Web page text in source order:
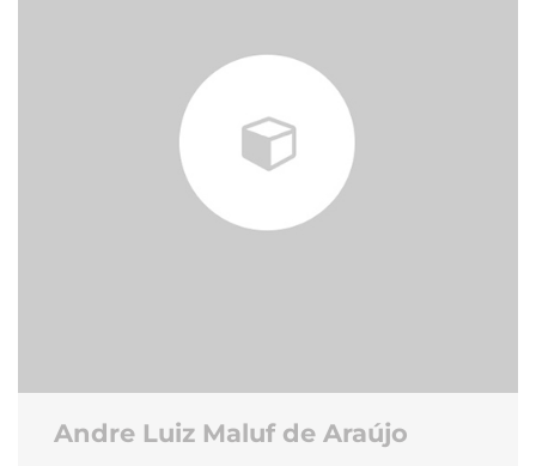
Andre Luiz Maluf de Araújo